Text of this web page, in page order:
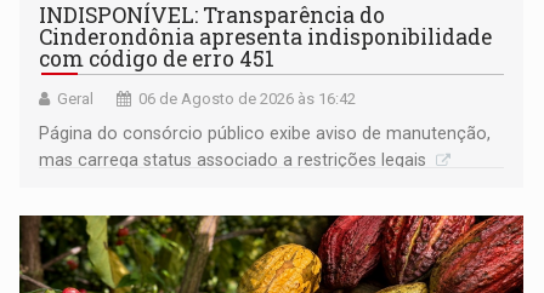
INDISPONÍVEL: Transparência do
Cinderondônia apresenta indisponibilidade
com código de erro 451
Geral 06 de Agosto de 2026 às 16:42
Página do consórcio público exibe aviso de manutenção,
mas carrega status associado a restrições legais